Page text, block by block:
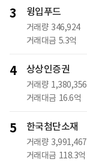
3 윙입푸드
거래량 346,924
거래대금 5.3억
4 상상인증권
거래량 1,380,356
거래대금 16.6억
5 한국첨단소재
거래량 3,991,467
거래대금 118.3억